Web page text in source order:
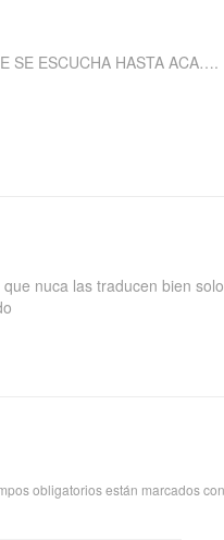
SE ESCUCHA HASTA ACA….
nuca las traducen bien
obligatorios están marcados con